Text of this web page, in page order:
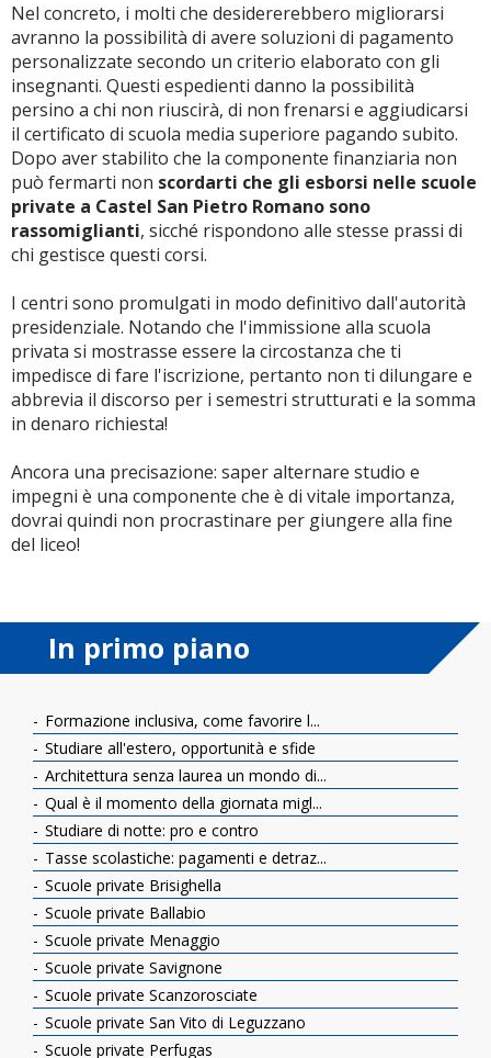
Nel concreto, i molti che desidererebbero migliorarsi
avranno la possibilità di avere soluzioni di pagamento
personalizzate secondo un criterio elaborato con gli
insegnanti. Questi espedienti danno la possibilità
persino a chi non riuscirà, di non frenarsi e aggiudicarsi
il certificato di scuola media superiore pagando subito.
Dopo aver stabilito che la componente finanziaria non
può fermarti non scordarti che gli esborsi nelle scuole
private a Castel San Pietro Romano sono
rassomiglianti, sicché rispondono alle stesse prassi di
chi gestisce questi corsi.
I centri sono promulgati in modo definitivo dall'autorità
presidenziale. Notando che l'immissione alla scuola
privata si mostrasse essere la circostanza che ti
impedisce di fare l'iscrizione, pertanto non ti dilungare e
abbrevia il discorso per i semestri strutturati e la somma
in denaro richiesta!
Ancora una precisazione: saper alternare studio e
impegni è una componente che è di vitale importanza,
dovrai quindi non procrastinare per giungere alla fine
del liceo!
In primo piano
Formazione inclusiva, come favorire l...
Studiare all'estero, opportunità e sfide
Architettura senza laurea un mondo di...
Qual è il momento della giornata migl...
Studiare di notte: pro e contro
Tasse scolastiche: pagamenti e detraz...
Scuole private Brisighella
Scuole private Ballabio
Scuole private Menaggio
Scuole private Savignone
Scuole private Scanzorosciate
Scuole private San Vito di Leguzzano
Scuole private Perfugas